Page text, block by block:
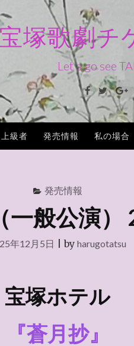
宝塚歌劇チ
Let's go see
Facebook
Twitter
上級者 発売情報 私の場合
発売情報
一般公演）
年12月5日 |by harugotatsu
宝塚ホテル
『蒼月抄』